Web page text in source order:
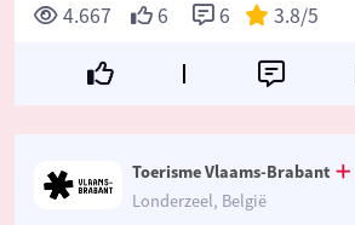
4.667 6 6 3.8/5
Toerisme Vlaams-Brabant
Londerzeel, België